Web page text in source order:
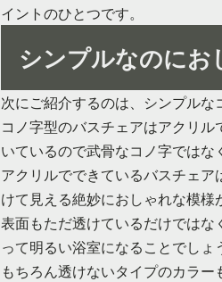
イントのひとつです。
シンプルなのにお
次にご紹介するのは、シンプルな
コノ字型のバスチェアはアクリ
いているので武骨なコノ字ではな
アクリルでできているバスチェ
けて見える絶妙におしゃれな模様
表面もただ透けているだけでは
って明るい浴室になることでしょ
もちろん透けないタイプのカラ